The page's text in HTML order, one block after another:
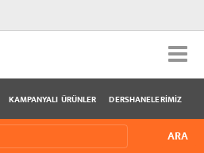
KAMPANYALI ÜRÜNLER DERSHANELERIMIZ